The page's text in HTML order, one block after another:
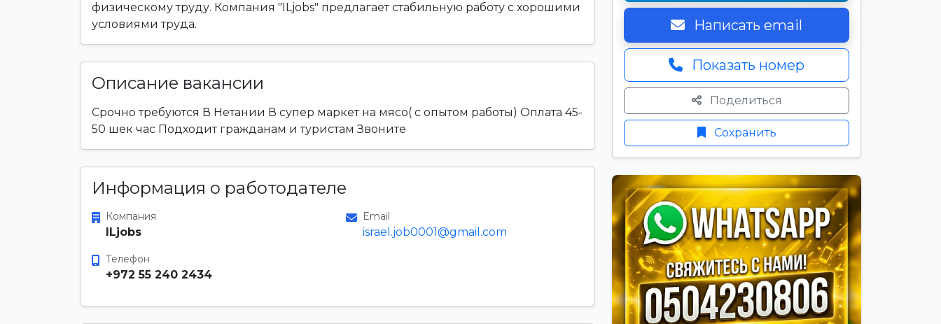
физическому труду. Компания "ILjobs" предлагает стабильную работу с хорошими
условиями труда.
Описание вакансии
Срочно требуются В Нетании В супер маркет на мясо( с опытом работы) Оплата 45-
50 шек час Подходит гражданам и туристам Звоните
Информация о работодателе
Компания
ILjobs
Email
israel.job0001@gmail.com
Телефон
+972 55 240 2434
Написать email
Показать номер
Поделиться
Сохранить